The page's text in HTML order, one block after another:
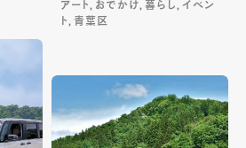
アート, おでかけ, 暮らし, イベン
ト, 青葉区